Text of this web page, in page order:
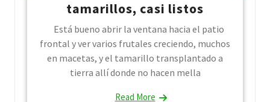
tamarillos, casi listos
Está bueno abrir la ventana hacia el patio
frontal y ver varios frutales creciendo, muchos
en macetas, y el tamarillo transplantado a
tierra allí donde no hacen mella
Read More